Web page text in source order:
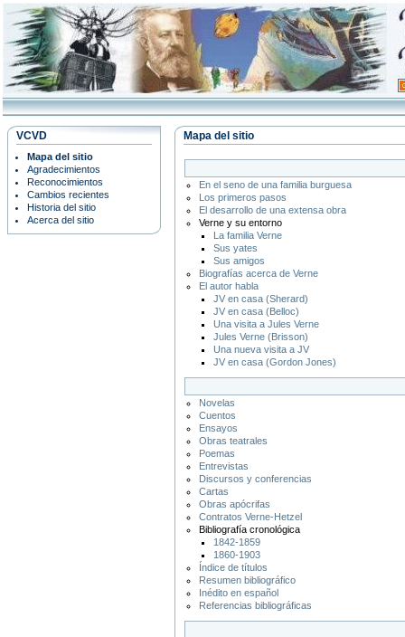
VCVD
Mapa del sitio
Agradecimientos
Reconocimientos
Cambios recientes
Historia del sitio
Acerca del sitio
Mapa del sitio
En el seno de una familia burguesa
Los primeros pasos
El desarrollo de una extensa obra
Verne y su entorno
La familia Verne
Sus yates
Sus amigos
Biografías acerca de Verne
El autor habla
JV en casa (Sherard)
JV en casa (Belloc)
Una visita a Jules Verne
Jules Verne (Brisson)
Una nueva visita a JV
JV en casa (Gordon Jones)
Novelas
Cuentos
Ensayos
Obras teatrales
Poemas
Entrevistas
Discursos y conferencias
Cartas
Obras apócrifas
Contratos Verne-Hetzel
Bibliografía cronológica
1842-1859
1860-1903
Índice de títulos
Resumen bibliográfico
Inédito en español
Referencias bibliográficas